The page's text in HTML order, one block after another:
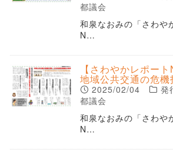
都議会
和泉なおみの「さわや
N…
【さわやかレポート
地域公共交通の危機
2025/02/04
発
都議会
和泉なおみの「さわや
N…